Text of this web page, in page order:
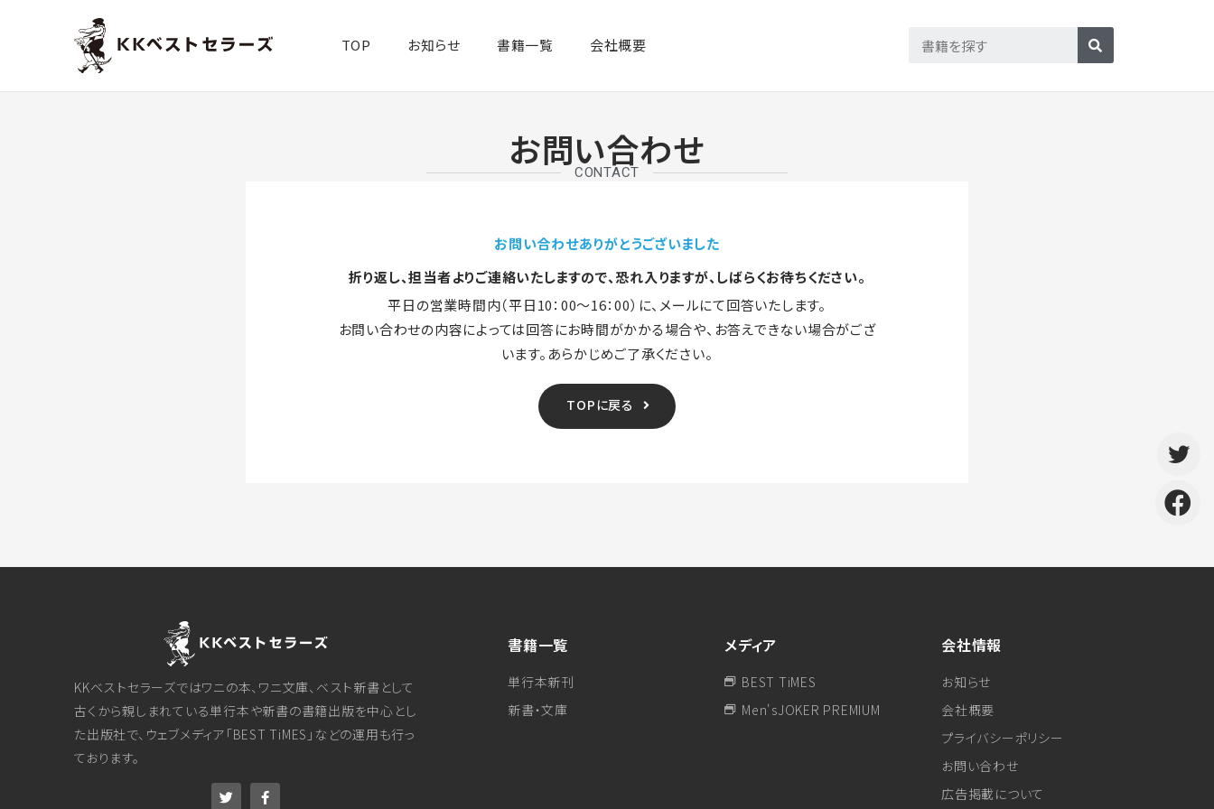
TOP お知らせ 書籍一覧​ 会社概要
お問い合わせ
CONTACT
お問い合わせありがとうございました
折り返し、担当者よりご連絡いたしますので、恐れ入りますが、しばらくお待ちください。
平日の営業時間内（平日10：00～16：00）に、メールにて回答いたします。
お問い合わせの内容によっては回答にお時間がかかる場合や、お答えできない場合がござ
います。あらかじめご了承ください。
TOPに戻る
KKベストセラーズではワニの本、ワニ文庫、ベスト新書として
古くから親しまれている単行本や新書の書籍出版を中心とし
た出版社で、ウェブメディア「BEST TiMES」などの運用も行っ
ております。
書籍一覧
単行本新刊
新書・文庫
メディア
BEST TiMES
Men'sJOKER PREMIUM
会社情報
お知らせ
会社概要
プライバシーポリシー
お問い合わせ
広告掲載について